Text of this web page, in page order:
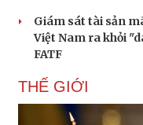
Giám sát tài sản
Việt Nam ra khỏi
FATF
THẾ GIỚI